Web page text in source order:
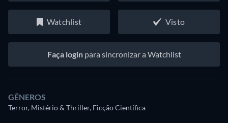
Watchlist Visto
Faça loginpara sincronizar a Watchlist
GÊNEROS
Terror, Mistério & Thriller, Ficção Científica